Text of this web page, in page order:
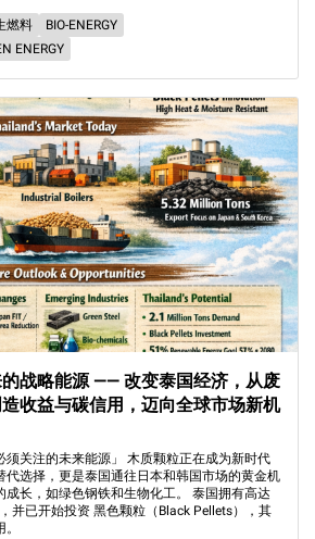
燃料
BIO-ENERGY
ENERGY
的战略能源 —— 改变泰国经济，从废
收益与碳信用，迈向全球市场新机
须关注的未来能源」 木质颗粒正在成为新时代
代选择，更是泰国通往日本和韩国市场的黄金机
成长，如绿色钢铁和生物化工。 泰国拥有高达
并已开始投资 黑色颗粒（Black Pellets），其